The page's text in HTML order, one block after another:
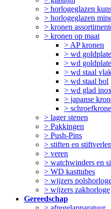
> horlogeglazen
> horlogeglazen
> kronen
> kronen op maat
> AP kronen
> wd
> wd
> wd staal
> wd staal bol
> wd glad
> japanse
>
> lager stenen
> Pakkingen
> Push-Pins
> stiften en
> veren
> watchwinders en
> WD kasttubes
> wijzers
> wijzers zakhorloge
Gereedschap